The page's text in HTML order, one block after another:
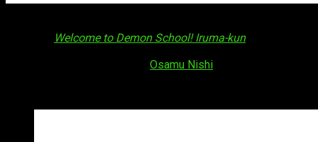
Welcome to Demon School! Iruma-kunha anunciado
la ha hecho pública el propioOsamu Nishi